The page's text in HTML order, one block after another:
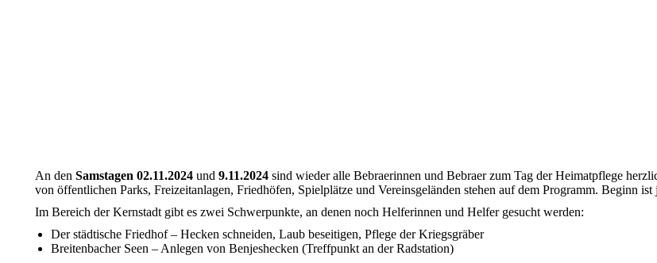
An den Samstagen 02.11.2024 und 9.11.2024 sind wieder alle Bebraerinnen und Bebraer zum Tag der Heimatpflege
von öffentlichen Parks, Freizeitanlagen, Friedhöfen, Spielplätze und Vereinsgeländen stehen auf dem Programm. Beginn
Im Bereich der Kernstadt gibt es zwei Schwerpunkte, an denen noch Helferinnen und Helfer gesucht werden:
Der städtische Friedhof – Hecken schneiden, Laub beseitigen, Pflege der Kriegsgräber
Breitenbacher Seen – Anlegen von Benjeshecken (Treffpunkt an der Radstation)